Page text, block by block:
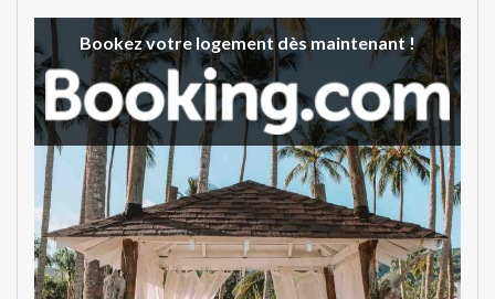
Bookez votre logement dès maintenant !